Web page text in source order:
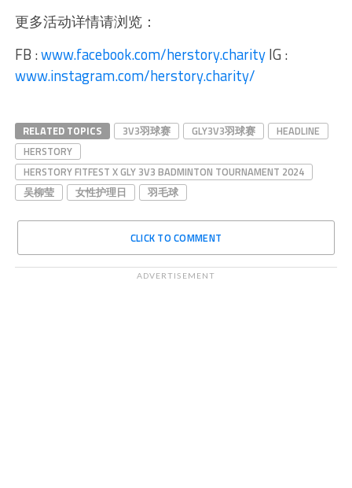
更多活动详情请浏览：
FB :www.facebook.com/herstory.charityIG :
www.instagram.com/herstory.charity/
RELATED TOPICS 3V3羽球赛 GLY3V3羽球赛
HEADLINE
HERSTORY
HERSTORY FITFEST X GLY 3V3 BADMINTON TOURNAMENT 2024
吴柳莹
女性护理日 羽毛球
CLICK TO COMMENT
ADVERTISEMENT